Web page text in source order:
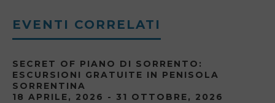
EVENTI CORRELATI
SECRET OF PIANO DI SORRENTO:
ESCURSIONI GRATUITE IN PENISOLA
SORRENTINA
18 APRILE, 2026 - 31 OTTOBRE, 2026